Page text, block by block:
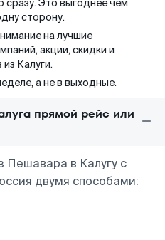
сразу. Это выгоднее чем
сторону.
на лучшие
акции, скидки и
Калуги.
а не в выходные.
прямой рейс или
Пешавара в Калугу с
двумя способами: